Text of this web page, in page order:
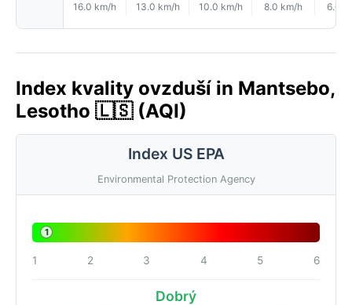
16.0 km/h 13.0 km/h 10.0 km/h 8.0 km/h 6.0
Index kvality ovzduší in Mantsebo,
Lesotho 🇱🇸 (AQI)
Index US EPA
Environmental Protection Agency
1
1 2 3 4 5 6
Dobrý